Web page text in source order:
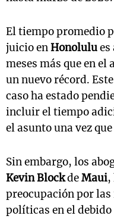
El tiempo promedio
juicio enHonolulues
meses más que en
un nuevo récord.
caso ha estado
incluir el tiempo
el asunto una vez
Sin embargo, los
Kevin BlockdeMaui,
preocupación por
políticas en el debido